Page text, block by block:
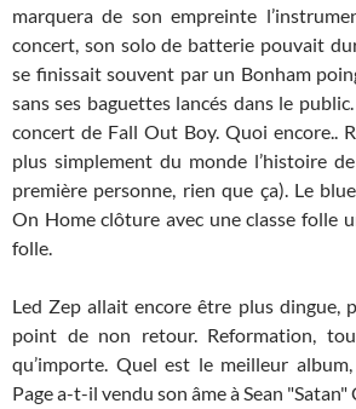
marquera de son empreinte
concert, son solo de batterie pouvait
se finissait souvent par un Bonham
sans ses baguettes lancés dans le
concert de Fall Out Boy. Quoi encore..
plus simplement du monde l’histoire
première personne, rien que ça). Le
On Home clôture avec une classe folle
folle.
Led Zep allait encore être plus dingue,
point de non retour. Reformation,
qu’importe. Quel est le meilleur
Page a-t-il vendu son âme à Sean "Satan"